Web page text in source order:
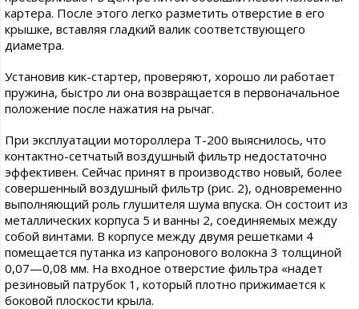
картера. После этого легко разметить отверстие в его
крышке, вставляя гладкий валик соответствующего
диаметра.
Установив кик-стартер, проверяют, хорошо ли работает
пружина, быстро ли она возвращается в первоначальное
положение после нажатия на рычаг.
При эксплуатации мотороллера Т-200 выяснилось, что
контактно-сетчатый воздушный фильтр недостаточно
эффективен. Сейчас принят в производство новый, более
совершенный воздушный фильтр (рис. 2), одновременно
выполняющий роль глушителя шума впуска. Он состоит из
металлических корпуса 5 и ванны 2, соединяемых между
собой винтами. В корпусе между двумя решетками 4
помещается путанка из капронового волокна 3 толщиной
0,07—0,08 мм. На входное отверстие фильтра «надет
резиновый патрубок 1, который плотно прижимается к
боковой плоскости крыла.